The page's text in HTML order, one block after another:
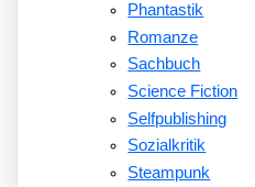
Phantastik
Romanze
Sachbuch
Science Fiction
Selfpublishing
Sozialkritik
Steampunk